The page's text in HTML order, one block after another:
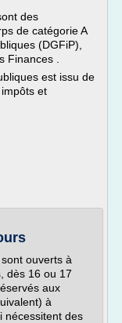
des
de catégorie A
(DGFiP),
.
est issu de
et
ouverts à
dès 16 ou 17
aux
à
nécessitent des